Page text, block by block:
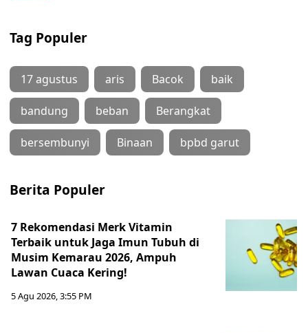
Tag Populer
17 agustus aris Bacok baik
bandung beban Berangkat
bersembunyi Binaan bpbd garut
Berita Populer
7 Rekomendasi Merk Vitamin
Terbaik untuk Jaga Imun Tubuh di
Musim Kemarau 2026, Ampuh
Lawan Cuaca Kering!
5 Agu 2026, 3:55 PM